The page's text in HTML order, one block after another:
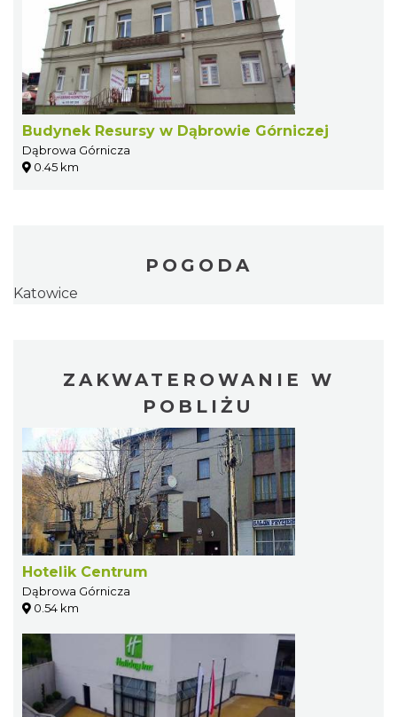
Budynek Resursy w Dąbrowie Górniczej
Dąbrowa Górnicza
0.45 km
POGODA
Katowice
ZAKWATEROWANIE W
POBLIŻU
Hotelik Centrum
Dąbrowa Górnicza
0.54 km